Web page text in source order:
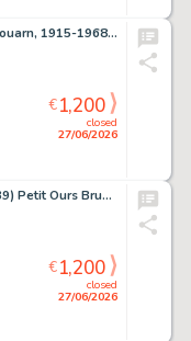
CHAVAL (Yvan Francis Le Louarn, 1915-1968) Le Diamant. Encre...
closed
27/06/2026
€1,200
Danièle BOUR (Née en 1939) Petit Ours Brun n° 322....
closed
27/06/2026
€1,200